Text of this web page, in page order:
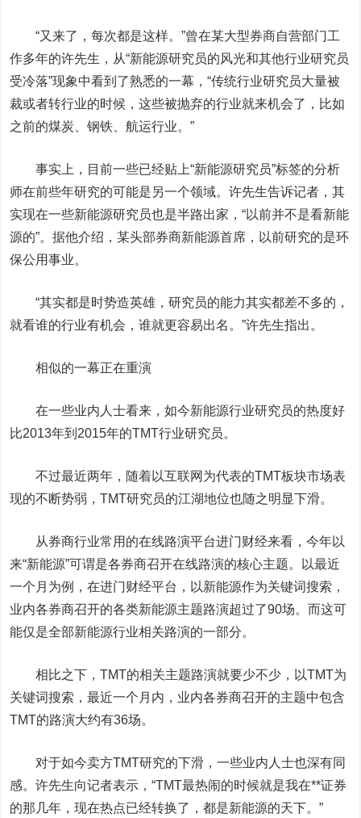
“又来了，每次都是这样。”曾在某大型券商自营部门工
作多年的许先生，从“新能源研究员的风光和其他行业研究员
受冷落”现象中看到了熟悉的一幕，“传统行业研究员大量被
裁或者转行业的时候，这些被抛弃的行业就来机会了，比如
之前的煤炭、钢铁、航运行业。”
事实上，目前一些已经贴上“新能源研究员”标签的分析
师在前些年研究的可能是另一个领域。许先生告诉记者，其
实现在一些新能源研究员也是半路出家，“以前并不是看新能
源的”。据他介绍，某头部券商新能源首席，以前研究的是环
保公用事业。
“其实都是时势造英雄，研究员的能力其实都差不多的，
就看谁的行业有机会，谁就更容易出名。”许先生指出。
相似的一幕正在重演
在一些业内人士看来，如今新能源行业研究员的热度好
比2013年到2015年的TMT行业研究员。
不过最近两年，随着以互联网为代表的TMT板块市场表
现的不断势弱，TMT研究员的江湖地位也随之明显下滑。
从券商行业常用的在线路演平台进门财经来看，今年以
来“新能源”可谓是各券商召开在线路演的核心主题。以最近
一个月为例，在进门财经平台，以新能源作为关键词搜索，
业内各券商召开的各类新能源主题路演超过了90场。而这可
能仅是全部新能源行业相关路演的一部分。
相比之下，TMT的相关主题路演就要少不少，以TMT为
关键词搜索，最近一个月内，业内各券商召开的主题中包含
TMT的路演大约有36场。
对于如今卖方TMT研究的下滑，一些业内人士也深有同
感。许先生向记者表示，“TMT最热闹的时候就是我在**证券
的那几年，现在热点已经转换了，都是新能源的天下。”